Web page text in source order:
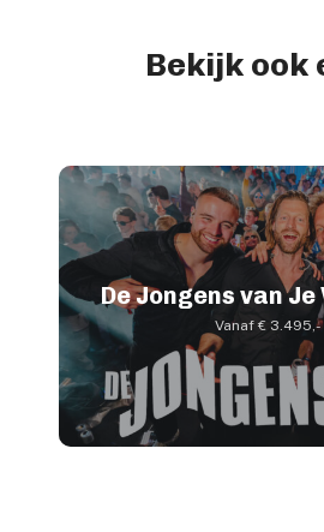
Bekijk ook
De Jongens van
Vanaf € 3.495,-